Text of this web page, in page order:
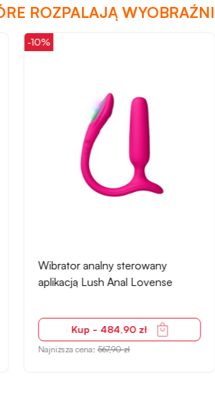
ROZPALAJĄ
Pretty Love nakładka
silikonowa –
Kup - 29,90 zł
Najniższa cena: